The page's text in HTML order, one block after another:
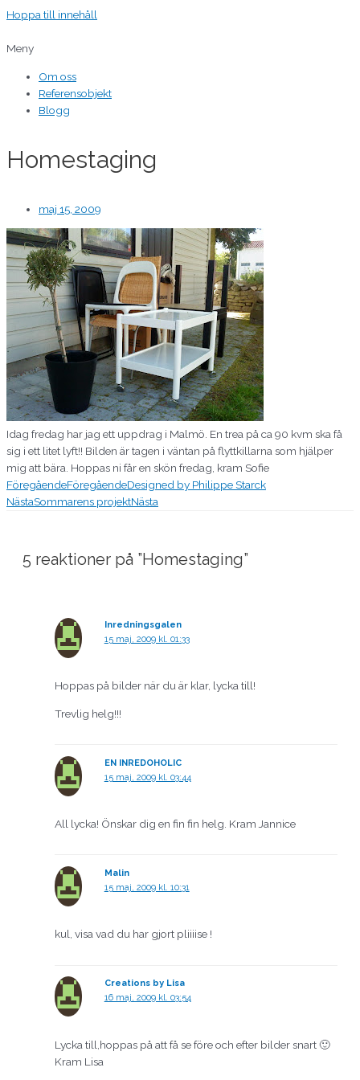
Hoppa till innehåll
Meny
Om oss
Referensobjekt
Blogg
Homestaging
maj 15, 2009
Idag fredag har jag ett uppdrag i Malmö. En trea på ca 90 kvm ska få
sig i ett litet lyft!! Bilden är tagen i väntan på flyttkillarna som hjälper
mig att bära. Hoppas ni får en skön fredag, kram Sofie
FöregåendeFöregåendeDesigned by Philippe Starck
NästaSommarens projektNästa
5 reaktioner på ”Homestaging”
Inredningsgalen
15 maj, 2009 kl. 01:33
Hoppas på bilder när du är klar, lycka till!
Trevlig helg!!!
EN INREDOHOLIC
15 maj, 2009 kl. 03:44
All lycka! Önskar dig en fin fin helg. Kram Jannice
Malin
15 maj, 2009 kl. 10:31
kul, visa vad du har gjort pliiiise !
Creations by Lisa
16 maj, 2009 kl. 03:54
Lycka till,hoppas på att få se före och efter bilder snart 🙂
Kram Lisa